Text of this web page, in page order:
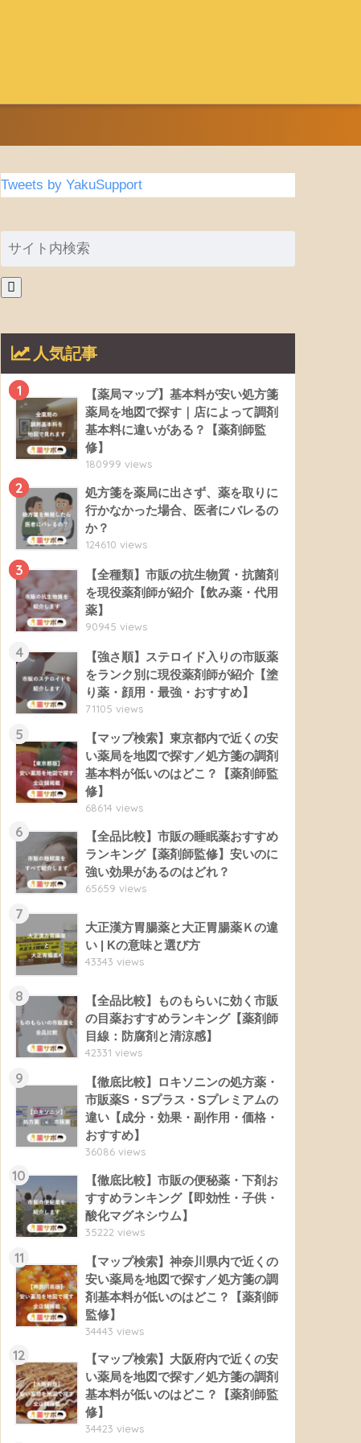
Tweets by YakuSupport
人気記事
1
【薬局マップ】基本料が安い処方箋
薬局を地図で探す｜店によって調剤
基本料に違いがある？【薬剤師監
修】
180999 views
2
処方箋を薬局に出さず、薬を取りに
行かなかった場合、医者にバレるの
か？
124610 views
3
【全種類】市販の抗生物質・抗菌剤
を現役薬剤師が紹介【飲み薬・代用
薬】
90945 views
4
【強さ順】ステロイド入りの市販薬
をランク別に現役薬剤師が紹介【塗
り薬・顔用・最強・おすすめ】
71105 views
5
【マップ検索】東京都内で近くの安
い薬局を地図で探す／処方箋の調剤
基本料が低いのはどこ？【薬剤師監
修】
68614 views
6
【全品比較】市販の睡眠薬おすすめ
ランキング【薬剤師監修】安いのに
強い効果があるのはどれ？
65659 views
7
大正漢方胃腸薬と大正胃腸薬Ｋの違
い | Kの意味と選び方
43343 views
8
【全品比較】ものもらいに効く市販
の目薬おすすめランキング【薬剤師
目線：防腐剤と清涼感】
42331 views
9
【徹底比較】ロキソニンの処方薬・
市販薬S・Sプラス・Sプレミアムの
違い【成分・効果・副作用・価格・
おすすめ】
36086 views
10
【徹底比較】市販の便秘薬・下剤お
すすめランキング【即効性・子供・
酸化マグネシウム】
35222 views
11
【マップ検索】神奈川県内で近くの
安い薬局を地図で探す／処方箋の調
剤基本料が低いのはどこ？【薬剤師
監修】
34443 views
12
【マップ検索】大阪府内で近くの安
い薬局を地図で探す／処方箋の調剤
基本料が低いのはどこ？【薬剤師監
修】
34423 views